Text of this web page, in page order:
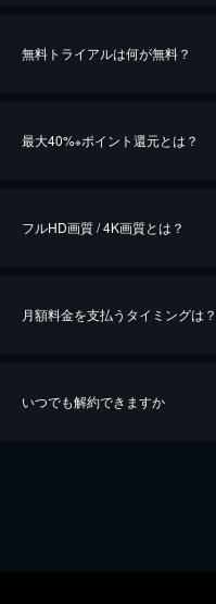
無料トライアルは何が無料？
最大40%※ポイント還元とは？
※40％ポイント還元の対象は、クレジ
iOSアプリのUコイン決済による作
フルHD画質 / 4K画質とは？
月額料金を支払うタイミングは？
いつでも解約できますか